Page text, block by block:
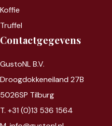
Koffie
Truffel
Contactgegevens
GustoNL B.V.
Droogdokkeneiland 27B
5026SP Tilburg
T. +31 (0)13 536 1564